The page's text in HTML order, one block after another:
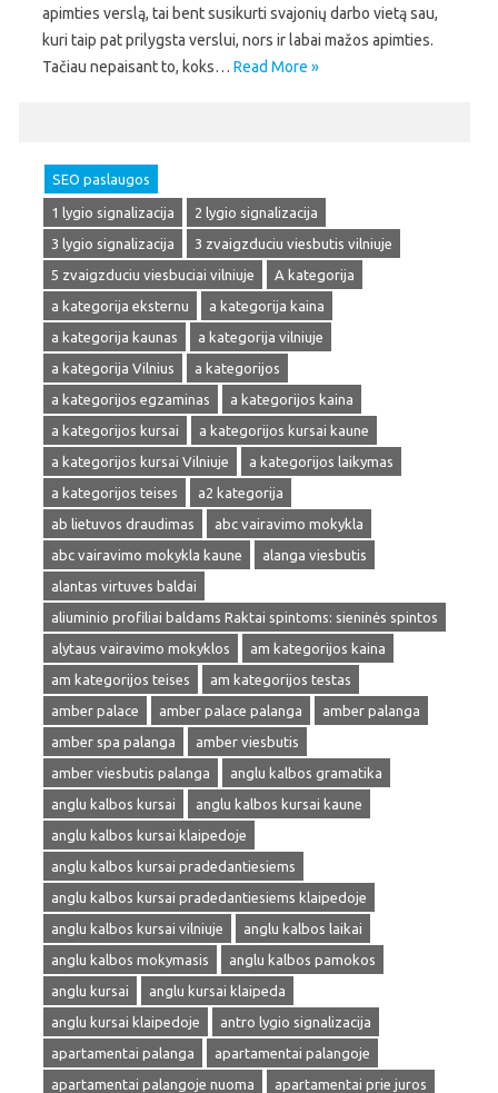
apimties verslą, tai bent susikurti svajonių darbo vietą sau,
kuri taip pat prilygsta verslui, nors ir labai mažos apimties.
Tačiau nepaisant to, koks… Read More »
SEO paslaugos
1 lygio signalizacija
2 lygio signalizacija
3 lygio signalizacija
3 zvaigzduciu viesbutis vilniuje
5 zvaigzduciu viesbuciai vilniuje
A kategorija
a kategorija eksternu
a kategorija kaina
a kategorija kaunas
a kategorija vilniuje
a kategorija Vilnius
a kategorijos
a kategorijos egzaminas
a kategorijos kaina
a kategorijos kursai
a kategorijos kursai kaune
a kategorijos kursai Vilniuje
a kategorijos laikymas
a kategorijos teises
a2 kategorija
ab lietuvos draudimas
abc vairavimo mokykla
abc vairavimo mokykla kaune
alanga viesbutis
alantas virtuves baldai
aliuminio profiliai baldams Raktai spintoms: sieninės spintos
alytaus vairavimo mokyklos
am kategorijos kaina
am kategorijos teises
am kategorijos testas
amber palace
amber palace palanga
amber palanga
amber spa palanga
amber viesbutis
amber viesbutis palanga
anglu kalbos gramatika
anglu kalbos kursai
anglu kalbos kursai kaune
anglu kalbos kursai klaipedoje
anglu kalbos kursai pradedantiesiems
anglu kalbos kursai pradedantiesiems klaipedoje
anglu kalbos kursai vilniuje
anglu kalbos laikai
anglu kalbos mokymasis
anglu kalbos pamokos
anglu kursai
anglu kursai klaipeda
anglu kursai klaipedoje
antro lygio signalizacija
apartamentai palanga
apartamentai palangoje
apartamentai palangoje nuoma
apartamentai prie juros